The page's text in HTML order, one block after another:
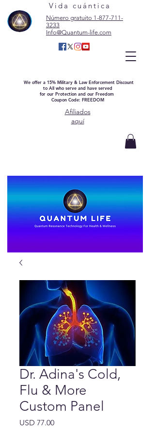
Vida cuántica
Número gratuito 1-877-711-
3233
Info@Quantum-life.com
We offer a 15% Military & Law Enforcement Discount
to All who serve and have served
for our Protection and our Freedom
Coupon Code: FREEDOM
Afiliados
aquí
Dr. Adina's Cold,
Flu & More
Custom Panel
USD 77.00Precio